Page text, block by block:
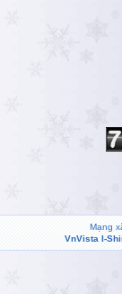
Mạng
VnVista I-